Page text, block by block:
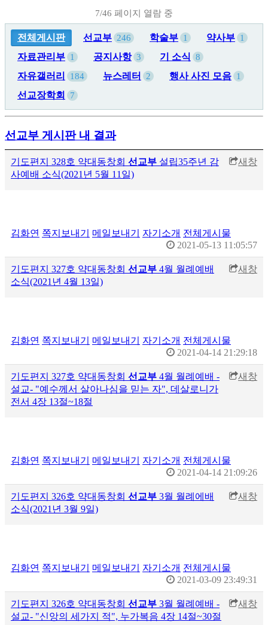
7/46 페이지 열람 중
전체게시판 선교부 246 학술부 1 약사부 1
자료관리부 1 공지사항 3 기 소식 8
자유갤러리 184 뉴스레터 2 행사 사진 모음 1
선교장학회 7
선교부 게시판 내 결과
기도편지 328호 약대동창회 선교부 설립35주년 감
사예배 소식(2021년 5월 11일)
새창
김화연 쪽지보내기 메일보내기 자기소개 전체게시물
2021-05-13 11:05:57
기도편지 327호 약대동창회 선교부 4월 월례예배
소식(2021년 4월 13일)
새창
김화연 쪽지보내기 메일보내기 자기소개 전체게시물
2021-04-14 21:29:18
기도편지 327호 약대동창회 선교부 4월 월례예배 -
설교- "예수께서 살아나심을 믿는 자", 데살로니가
전서 4장 13절~18절
새창
김화연 쪽지보내기 메일보내기 자기소개 전체게시물
2021-04-14 21:09:26
기도편지 326호 약대동창회 선교부 3월 월례에배
소식(2021년 3월 9일)
새창
김화연 쪽지보내기 메일보내기 자기소개 전체게시물
2021-03-09 23:49:31
기도편지 326호 약대동창회 선교부 3월 월례예배 -
설교- "신앙의 세가지 적", 누가복음 4장 14절~30절
새창